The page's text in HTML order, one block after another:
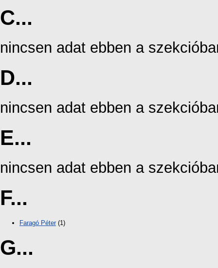
C...
nincsen adat ebben a
D...
nincsen adat ebben a
E...
nincsen adat ebben a
F...
Faragó Péter(1)
G...